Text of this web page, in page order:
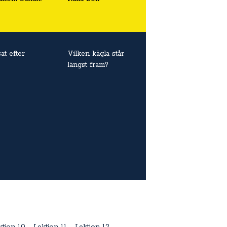
efter
Vilken kägla står
längst fram?